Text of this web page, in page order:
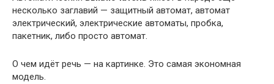
несколько заглавий — защитный автомат, автомат
электрический, электрические автоматы, пробка,
пакетник, либо просто автомат.
О чем идёт речь — на картинке. Это самая экономная
модель.